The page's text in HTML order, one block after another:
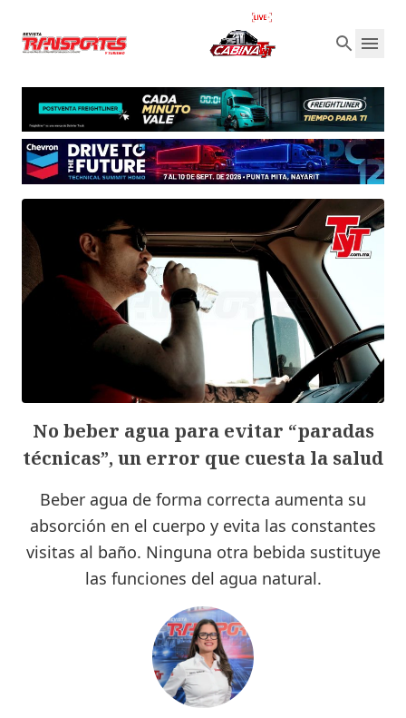
No beber agua para evitar “paradas
técnicas”, un error que cuesta la salud
Beber agua de forma correcta aumenta su
absorción en el cuerpo y evita las constantes
visitas al baño. Ninguna otra bebida sustituye
las funciones del agua natural.